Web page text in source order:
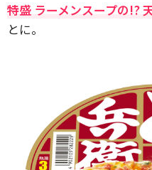
特盛 ラーメンスープの!?
とに。